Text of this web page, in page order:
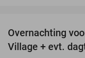
Overnachting
Village + evt.